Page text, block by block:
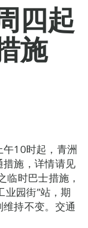
四起
施
10时起，青洲
施，详情请见
临时巴士措施，
业园街”站，期
持不变。交通